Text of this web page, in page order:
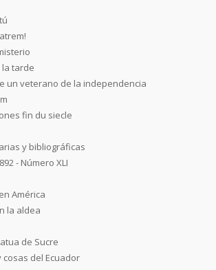
la tarde
un veterano de la independencia
fin du siecle
y bibliográficas
- Número XLI
América
la aldea
de Sucre
cosas del Ecuador